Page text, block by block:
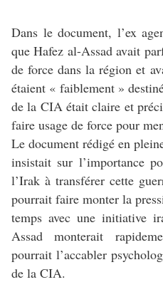
Dans le document, l’ex
que Hafez al-Assad avait
de force dans la région et
étaient « faiblement »
de la CIA était claire et
faire usage de force pour
Le document rédigé en
insistait sur l’importance
l’Irak à transférer cette
pourrait faire monter la
temps avec une initiative
Assad monterait
pourrait l’accabler
de la CIA.